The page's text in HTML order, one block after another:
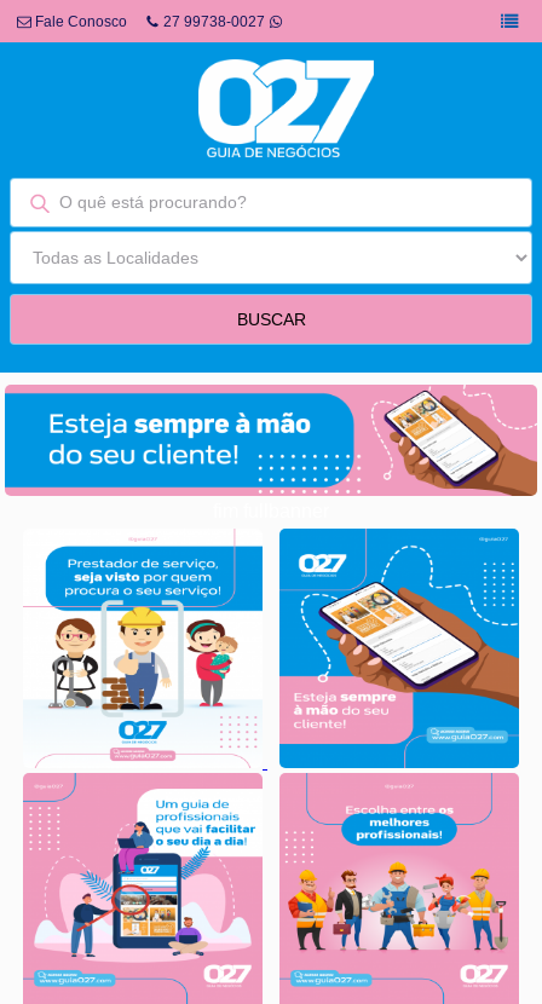
Fale Conosco 27 99738-0027